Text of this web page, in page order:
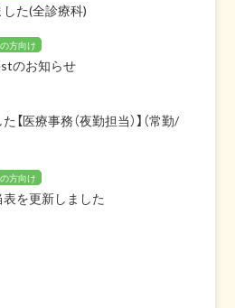
た(全診療科)
方向け
のお知らせ
医療事務（夜勤担当）】（常勤/
方向け
表を更新しました